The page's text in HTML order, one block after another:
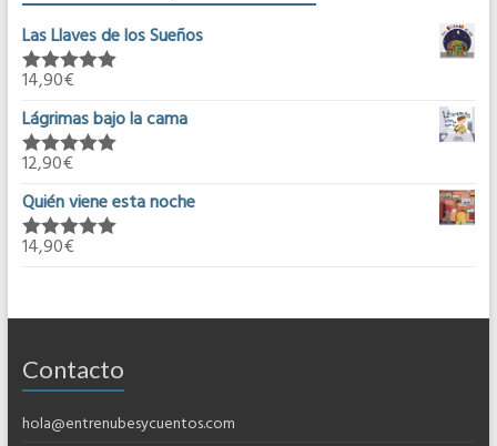
Las Llaves de los Sueños
Valorado en
14,90€
Lágrimas bajo la cama
Valorado en
12,90€
Quién viene esta noche
Valorado en
14,90€
Contacto
hola@entrenubesycuentos.com